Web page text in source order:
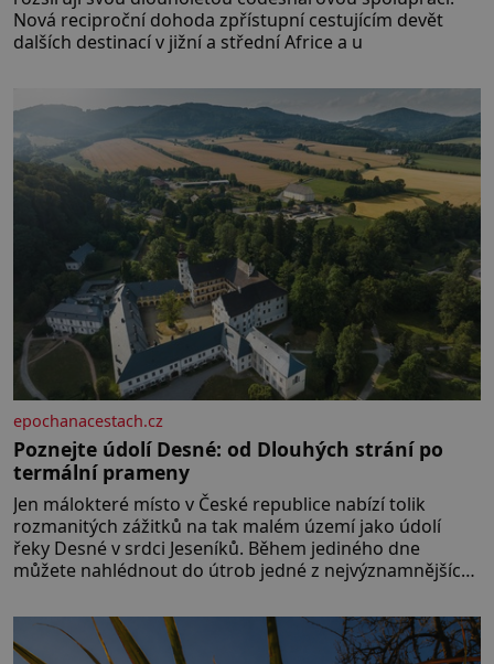
Nová reciproční dohoda zpřístupní cestujícím devět
dalších destinací v jižní a střední Africe a u
epochanacestach.cz
Poznejte údolí Desné: od Dlouhých strání po
termální prameny
Jen málokteré místo v České republice nabízí tolik
rozmanitých zážitků na tak malém území jako údolí
řeky Desné v srdci Jeseníků. Během jediného dne
můžete nahlédnout do útrob jedné z nejvýznamnějších
hřebeny, projet se na koloběžce a den zakončit
poznáváním památek ve Velkých Losinách nebo v
termálním